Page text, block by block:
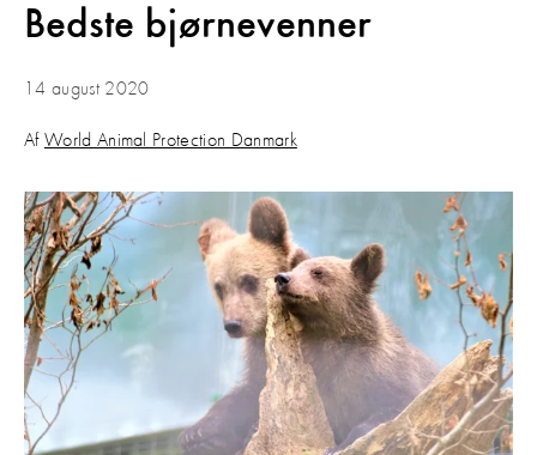
Bedste bjørnevenner
14 august 2020
Af World Animal Protection Danmark